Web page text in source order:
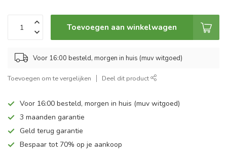
Toevoegen aan winkelwagen
Voor 16:00 besteld, morgen in huis (muv witgoed)
Toevoegen om te vergelijken Deel dit product
Voor 16:00 besteld, morgen in huis (muv witgoed)
3 maanden garantie
Geld terug garantie
Bespaar tot 70% op je aankoop